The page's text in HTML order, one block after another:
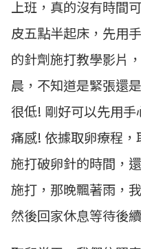
上班，真的沒有時間
皮五點半起床，先用
的針劑施打教學影片
晨，不知道是緊張還
很低! 剛好可以先用
痛感! 依據取卵療程
施打破卵針的時間，
施打，那晚飄著雨，
然後回家休息等待後